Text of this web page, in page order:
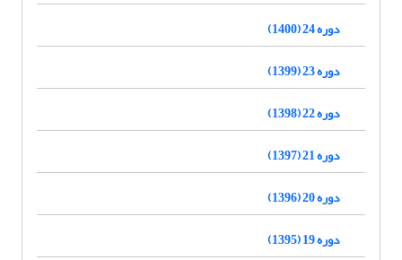
دوره 24 (1400)
دوره 23 (1399)
دوره 22 (1398)
دوره 21 (1397)
دوره 20 (1396)
دوره 19 (1395)